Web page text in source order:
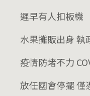
遲早有人扣板機
水果攤販出身 執
疫情防堵不力
放任國會停擺 僅